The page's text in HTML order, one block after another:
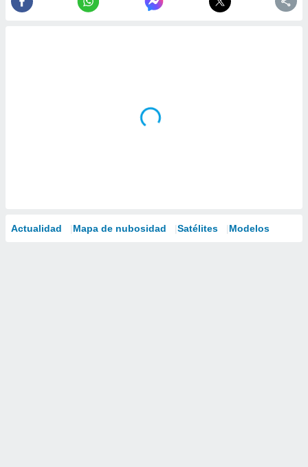
Actualidad Mapa de nubosidad Satélites Modelos